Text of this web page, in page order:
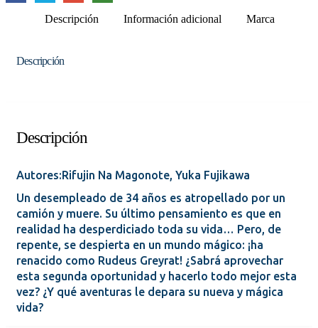
Descripción Información adicional Marca
Descripción
Descripción
Autores:Rifujin Na Magonote, Yuka Fujikawa
Un desempleado de 34 años es atropellado por un
camión y muere. Su último pensamiento es que en
realidad ha desperdiciado toda su vida… Pero, de
repente, se despierta en un mundo mágico: ¡ha
renacido como Rudeus Greyrat! ¿Sabrá aprovechar
esta segunda oportunidad y hacerlo todo mejor esta
vez? ¿Y qué aventuras le depara su nueva y mágica
vida?